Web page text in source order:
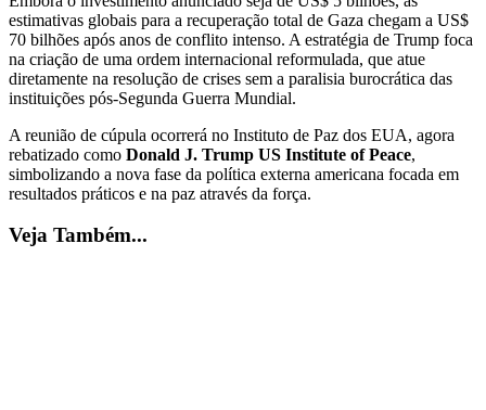
estimativas globais para a recuperação total de Gaza chegam a US$
70 bilhões após anos de conflito intenso. A estratégia de Trump foca
na criação de uma ordem internacional reformulada, que atue
diretamente na resolução de crises sem a paralisia burocrática das
instituições pós-Segunda Guerra Mundial.
A reunião de cúpula ocorrerá no Instituto de Paz dos EUA, agora
rebatizado como Donald J. Trump US Institute of Peace,
simbolizando a nova fase da política externa americana focada em
resultados práticos e na paz através da força.
Veja Também...